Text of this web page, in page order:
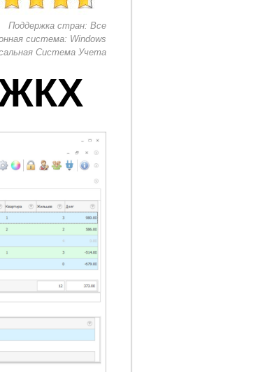
Поддержка стран: Все
система: Windows
Система Учета